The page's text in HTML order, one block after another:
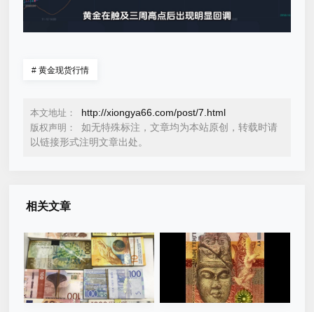
# 黄金现货行情
本文地址： http://xiongya66.com/post/7.html
版权声明：
如无特殊标注，文章均为本站原创，转载时请
以链接形式注明文章出处。
相关文章